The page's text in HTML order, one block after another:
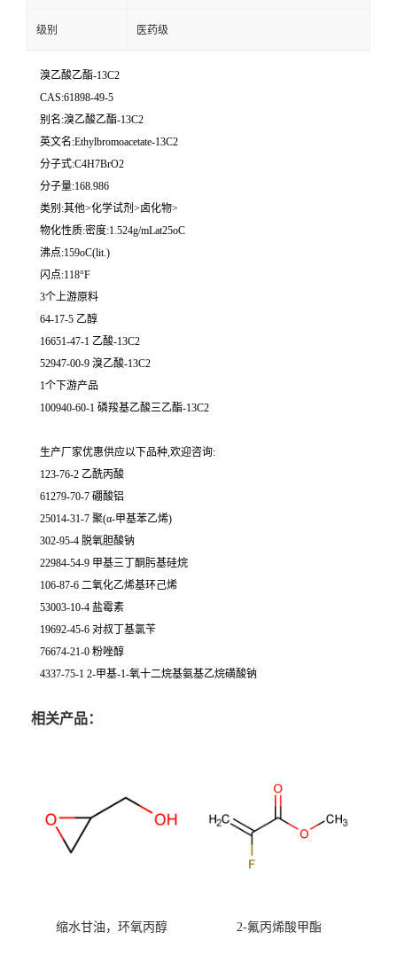
级别 医药级
溴乙酸乙酯-13C2
CAS:61898-49-5
别名:溴乙酸乙酯-13C2
英文名:Ethylbromoacetate-13C2
分子式:C4H7BrO2
分子量:168.986
类别:其他>化学试剂>卤化物>
物化性质:密度:1.524g/mLat25oC
沸点:159oC(lit.)
闪点:118°F
3个上游原料
64-17-5 乙醇
16651-47-1 乙酸-13C2
52947-00-9 溴乙酸-13C2
1个下游产品
100940-60-1 磷羧基乙酸三乙酯-13C2
生产厂家优惠供应以下品种,欢迎咨询:
123-76-2 乙酰丙酸
61279-70-7 硼酸铝
25014-31-7 聚(α-甲基苯乙烯)
302-95-4 脱氧胆酸钠
22984-54-9 甲基三丁酮肟基硅烷
106-87-6 二氧化乙烯基环己烯
53003-10-4 盐霉素
19692-45-6 对叔丁基氯苄
76674-21-0 粉唑醇
4337-75-1 2-甲基-1-氧十二烷基氨基乙烷磺酸钠
相关产品：
缩水甘油，环氧丙醇 2-氟丙烯酸甲酯